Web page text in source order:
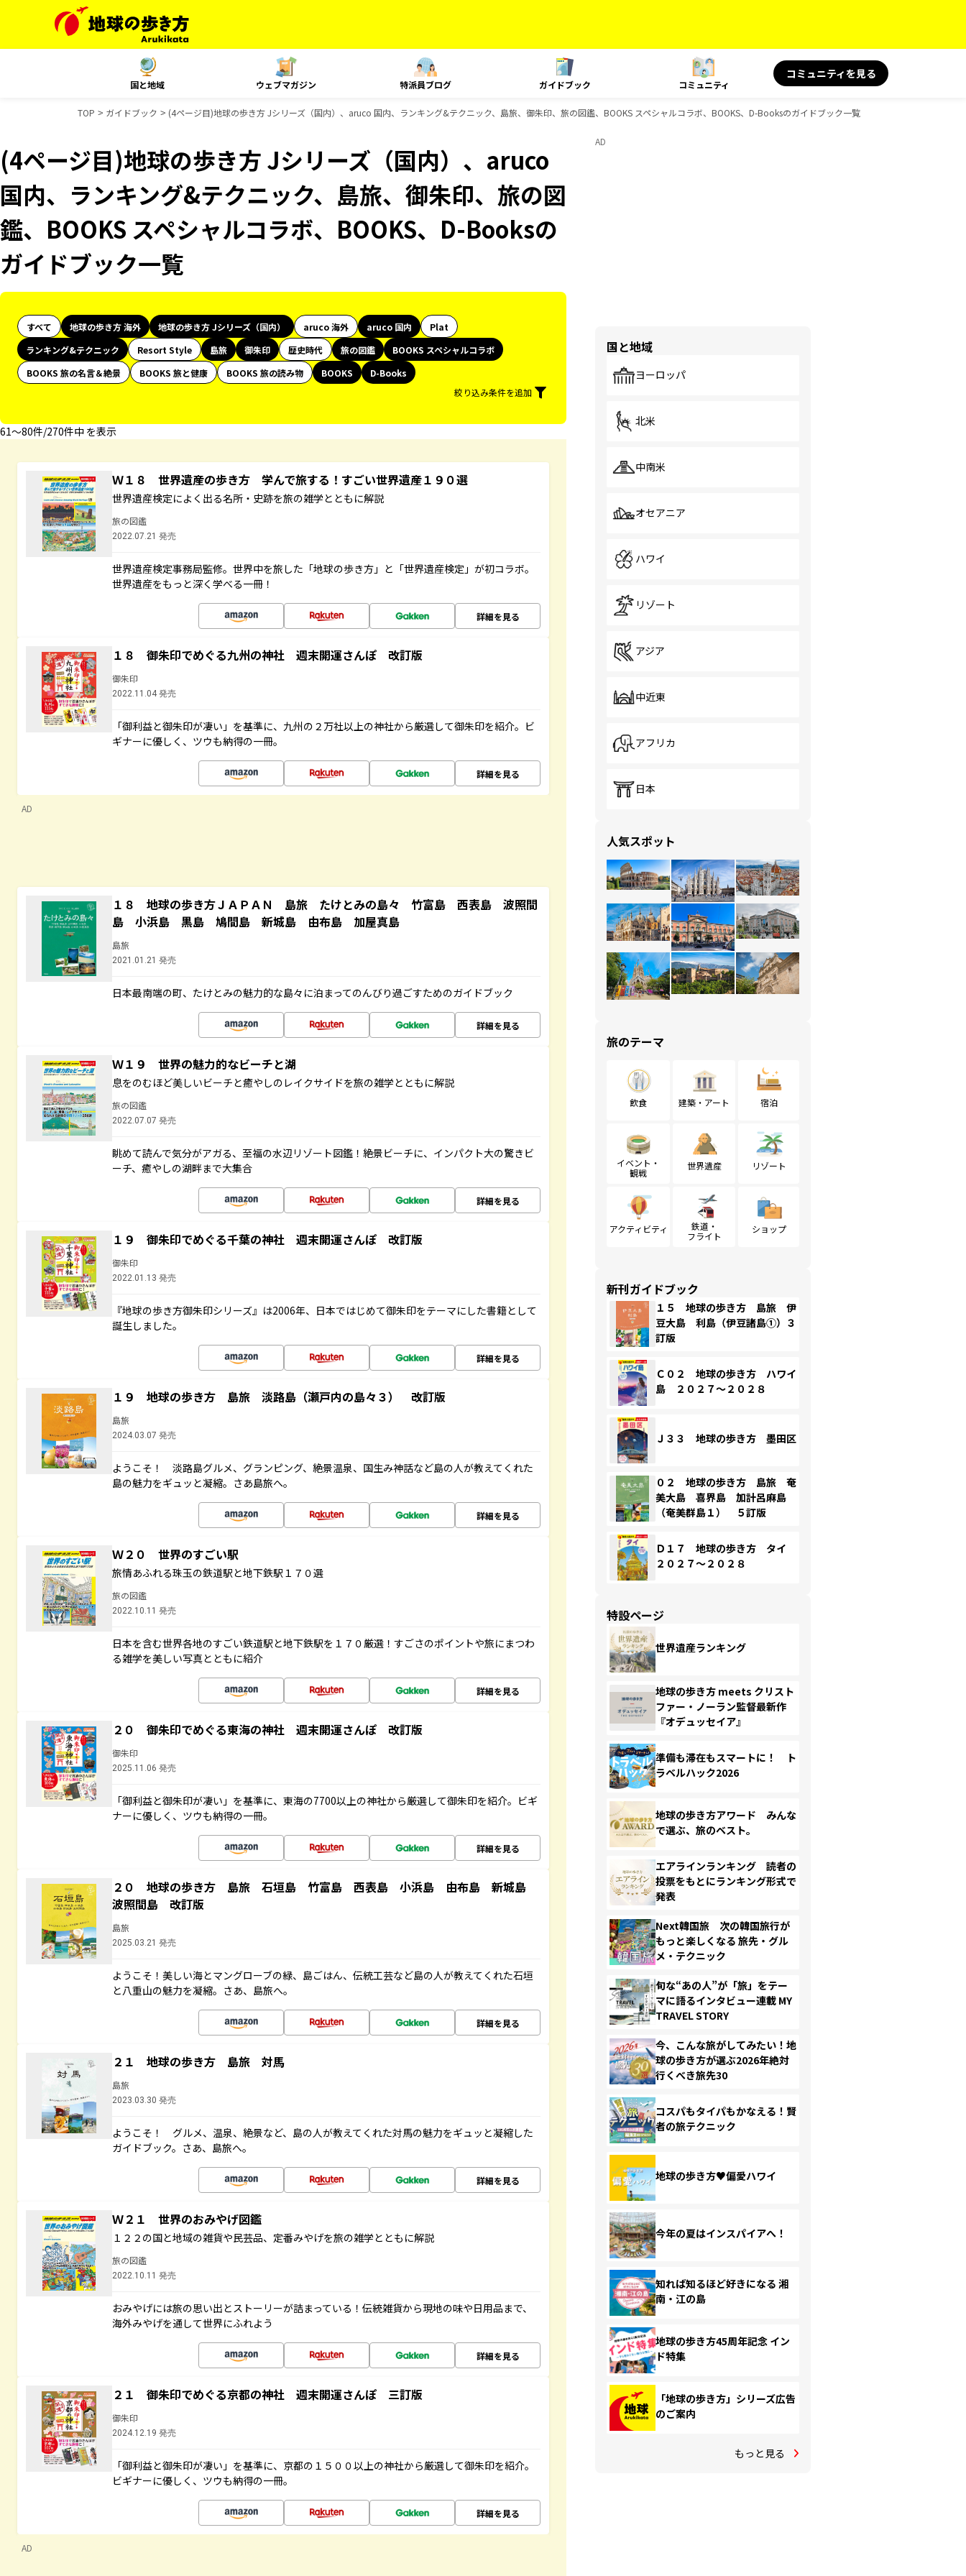
国と地域 ウェブマガジン 特派員ブログ ガイドブック コミュニティ
コミュニティを見る
TOP ガイドブック (4ページ目)地球の歩き方 Jシリーズ（国内）、aruco 国内、ランキング&テクニック、島旅、御朱印、旅の図鑑、BOOKS スペシャルコラボ、BOOKS、D-Booksのガイドブック一覧
(4ページ目)地球の歩き方 Jシリーズ（国内）、aruco
国内、ランキング&テクニック、島旅、御朱印、旅の図
鑑、BOOKS スペシャルコラボ、BOOKS、D-Booksの
ガイドブック一覧
すべて 地球の歩き方 海外 地球の歩き方 Jシリーズ（国内） aruco 海外 aruco 国内
Plat
ランキング&テクニック
Resort Style 島旅 御朱印 歴史時代 旅の図鑑
BOOKS スペシャルコラボ
BOOKS 旅の名言＆絶景
BOOKS 旅と健康 BOOKS 旅の読み物 BOOKS
D-Books
絞り込み条件を追加
61〜80件/270件中 を表示
Ｗ１８ 世界遺産の歩き方 学んで旅する！すごい世界遺産１９０選
世界遺産検定によく出る名所・史跡を旅の雑学とともに解説
旅の図鑑
2022.07.21 発売
世界遺産検定事務局監修。世界中を旅した「地球の歩き方」と「世界遺産検定」が初コラボ。
世界遺産をもっと深く学べる一冊！
詳細を見る
１８ 御朱印でめぐる九州の神社 週末開運さんぽ 改訂版
御朱印
2022.11.04 発売
「御利益と御朱印が凄い」を基準に、九州の２万社以上の神社から厳選して御朱印を紹介。ビ
ギナーに優しく、ツウも納得の一冊。
詳細を見る
AD
１８ 地球の歩き方ＪＡＰＡＮ 島旅 たけとみの島々 竹富島 西表島 波照間
島 小浜島 黒島 鳩間島 新城島 由布島 加屋真島
島旅
2021.01.21 発売
日本最南端の町、たけとみの魅力的な島々に泊まってのんびり過ごすためのガイドブック
詳細を見る
Ｗ１９ 世界の魅力的なビーチと湖
息をのむほど美しいビーチと癒やしのレイクサイドを旅の雑学とともに解説
旅の図鑑
2022.07.07 発売
眺めて読んで気分がアガる、至福の水辺リゾート図鑑！絶景ビーチに、インパクト大の驚きビ
ーチ、癒やしの湖畔まで大集合
詳細を見る
１９ 御朱印でめぐる千葉の神社 週末開運さんぽ 改訂版
御朱印
2022.01.13 発売
『地球の歩き方御朱印シリーズ』は2006年、日本ではじめて御朱印をテーマにした書籍として
誕生しました。
詳細を見る
１９ 地球の歩き方 島旅 淡路島（瀬戸内の島々３） 改訂版
島旅
2024.03.07 発売
ようこそ！ 淡路島グルメ、グランピング、絶景温泉、国生み神話など島の人が教えてくれた
島の魅力をギュッと凝縮。さあ島旅へ。
詳細を見る
Ｗ２０ 世界のすごい駅
旅情あふれる珠玉の鉄道駅と地下鉄駅１７０選
旅の図鑑
2022.10.11 発売
日本を含む世界各地のすごい鉄道駅と地下鉄駅を１７０厳選！すごさのポイントや旅にまつわ
る雑学を美しい写真とともに紹介
詳細を見る
２０ 御朱印でめぐる東海の神社 週末開運さんぽ 改訂版
御朱印
2025.11.06 発売
「御利益と御朱印が凄い」を基準に、東海の7700以上の神社から厳選して御朱印を紹介。ビギ
ナーに優しく、ツウも納得の一冊。
詳細を見る
２０ 地球の歩き方 島旅 石垣島 竹富島 西表島 小浜島 由布島 新城島
波照間島 改訂版
島旅
2025.03.21 発売
ようこそ！美しい海とマングローブの緑、島ごはん、伝統工芸など島の人が教えてくれた石垣
と八重山の魅力を凝縮。さあ、島旅へ。
詳細を見る
２１ 地球の歩き方 島旅 対馬
島旅
2023.03.30 発売
ようこそ！ グルメ、温泉、絶景など、島の人が教えてくれた対馬の魅力をギュッと凝縮した
ガイドブック。さあ、島旅へ。
詳細を見る
Ｗ２１ 世界のおみやげ図鑑
１２２の国と地域の雑貨や民芸品、定番みやげを旅の雑学とともに解説
旅の図鑑
2022.10.11 発売
おみやげには旅の思い出とストーリーが詰まっている！伝統雑貨から現地の味や日用品まで、
海外みやげを通して世界にふれよう
詳細を見る
２１ 御朱印でめぐる京都の神社 週末開運さんぽ 三訂版
御朱印
2024.12.19 発売
「御利益と御朱印が凄い」を基準に、京都の１５００以上の神社から厳選して御朱印を紹介。
ビギナーに優しく、ツウも納得の一冊。
詳細を見る
AD
AD
国と地域
ヨーロッパ
北米
中南米
オセアニア
ハワイ
リゾート
アジア
中近東
アフリカ
日本
人気スポット
旅のテーマ
飲食 建築・アート 宿泊
イベント・
観戦
世界遺産 リゾート
アクティビティ
鉄道・
フライト
ショップ
新刊ガイドブック
１５ 地球の歩き方 島旅 伊
豆大島 利島（伊豆諸島①）３
訂版
Ｃ０２ 地球の歩き方 ハワイ
島 ２０２７～２０２８
Ｊ３３ 地球の歩き方 墨田区
０２ 地球の歩き方 島旅 奄
美大島 喜界島 加計呂麻島
（奄美群島１） ５訂版
Ｄ１７ 地球の歩き方 タイ
２０２７～２０２８
特設ページ
世界遺産ランキング
地球の歩き方 meets クリスト
ファー・ノーラン監督最新作
『オデュッセイア』
準備も滞在もスマートに！ ト
ラベルハック2026
地球の歩き方アワード みんな
で選ぶ、旅のベスト。
エアラインランキング 読者の
投票をもとにランキング形式で
発表
Next韓国旅 次の韓国旅行が
もっと楽しくなる 旅先・グル
メ・テクニック
旬な“あの人”が「旅」をテー
マに語るインタビュー連載 MY
TRAVEL STORY
今、こんな旅がしてみたい！地
球の歩き方が選ぶ2026年絶対
行くべき旅先30
コスパもタイパもかなえる！賢
者の旅テクニック
地球の歩き方♥偏愛ハワイ
今年の夏はインスパイアへ！
知れば知るほど好きになる 湘
南・江の島
地球の歩き方45周年記念 イン
ド特集
「地球の歩き方」シリーズ広告
のご案内
もっと見る